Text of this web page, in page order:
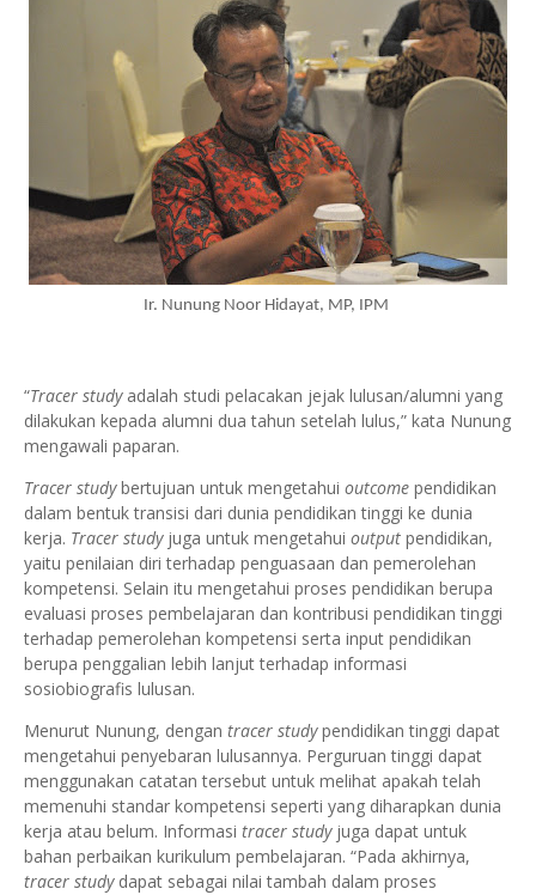
Ir. Nunung Noor Hidayat, MP, IPM
“Tracer studyadalah studi pelacakan jejak lulusan/alumni yang
dilakukan kepada alumni dua tahun setelah lulus,” kata Nunung
mengawali paparan.
Tracer studybertujuan untuk mengetahui outcome pendidikan
dalam bentuk transisi dari dunia pendidikan tinggi ke dunia
kerja. Tracer studyjuga untuk mengetahui output pendidikan,
yaitu penilaian diri terhadap penguasaan dan pemerolehan
kompetensi. Selain itu mengetahui proses pendidikan berupa
evaluasi proses pembelajaran dan kontribusi pendidikan tinggi
terhadap pemerolehan kompetensi serta input pendidikan
berupa penggalian lebih lanjut terhadap informasi
sosiobiografis lulusan.
Menurut Nunung, dengan tracer studypendidikan tinggi dapat
mengetahui penyebaran lulusannya. Perguruan tinggi dapat
menggunakan catatan tersebut untuk melihat apakah telah
memenuhi standar kompetensi seperti yang diharapkan dunia
kerja atau belum. Informasi tracer studyjuga dapat untuk
bahan perbaikan kurikulum pembelajaran. “Pada akhirnya,
tracer studydapat sebagai nilai tambah dalam proses